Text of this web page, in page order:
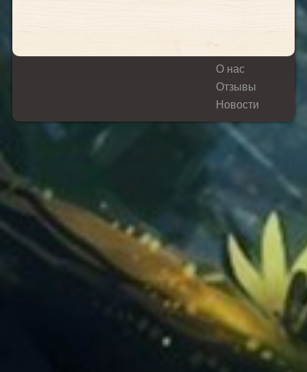
О нас
Отзывы
Новости